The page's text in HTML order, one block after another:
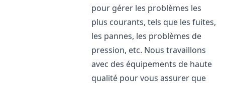
pour gérer les problèmes les
plus courants, tels que les fuites,
les pannes, les problèmes de
pression, etc. Nous travaillons
avec des équipements de haute
qualité pour vous assurer que